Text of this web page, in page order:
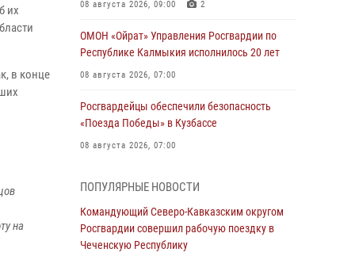
их
в конце
на
08 августа 2026, 09:00 2
ОМОН «Ойрат» Управления Росгвардии по
Республике Калмыкия исполнилось 20 лет
08 августа 2026, 07:00
Росгвардейцы обеспечили безопасность
«Поезда Победы» в Кузбассе
08 августа 2026, 07:00
Росгвардии встретились с участником
патриотического проекта «Дорогой
Ломоносова — дорогой к Победе в СВО»
(видео)
ПОПУЛЯРНЫЕ НОВОСТИ
Командующий Северо-Кавказским округом
Росгвардии совершил рабочую поездку в
Чеченскую Республику